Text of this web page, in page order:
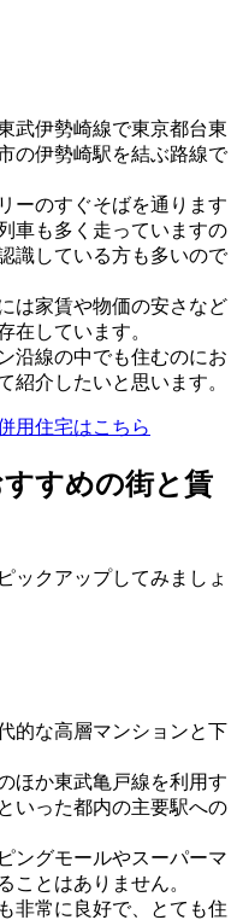
武伊勢崎線で東京都台東
の伊勢崎駅を結ぶ路線で
ーのすぐそばを通ります
車も多く走っていますの
識している方も多いので
は家賃や物価の安さなど
在しています。
沿線の中でも住むのにお
紹介したいと思います。
用住宅はこちら
すめの街と賃
ックアップしてみましょ
的な高層マンションと下
ほか東武亀戸線を利用す
いった都内の主要駅への
ングモールやスーパーマ
ことはありません。
非常に良好で、とても住